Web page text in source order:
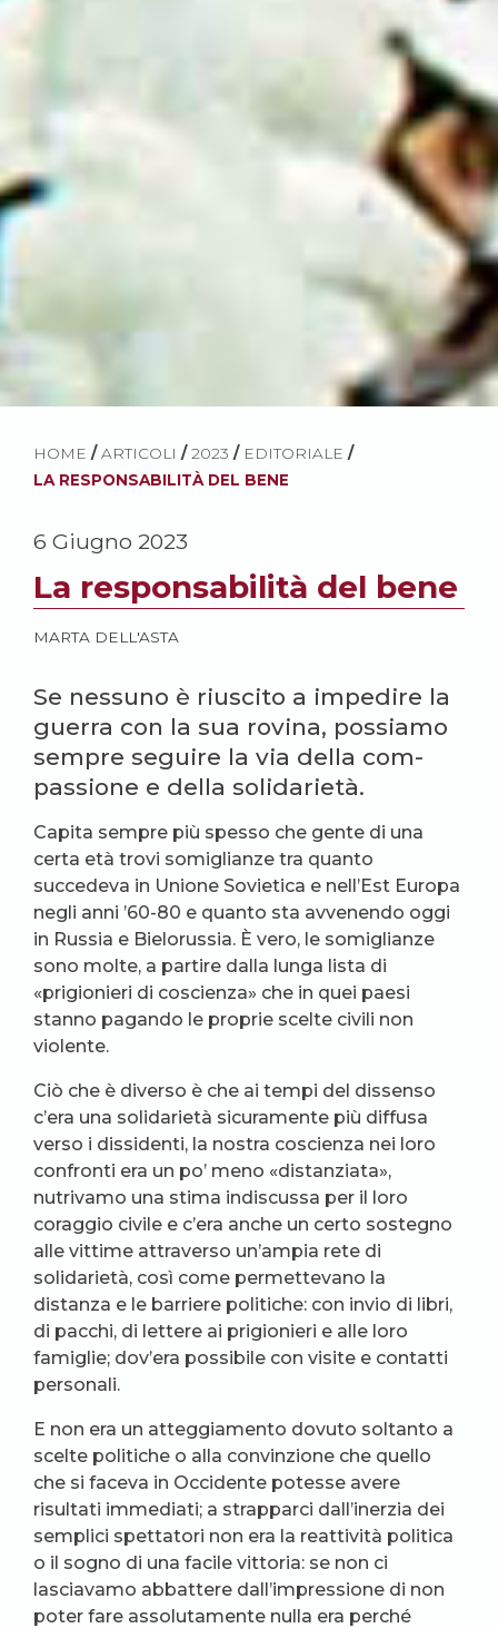
HOME / ARTICOLI / 2023 / EDITORIALE /
LA RESPONSABILITÀ DEL BENE
6 Giugno 2023
La responsabilità del bene
MARTA DELL'ASTA
Se nessuno è riuscito a impedire la
guerra con la sua rovina, possiamo
sempre seguire la via della com-
passione e della solidarietà.
Capita sempre più spesso che gente di una
certa età trovi somiglianze tra quanto
succedeva in Unione Sovietica e nell’Est Europa
negli anni ’60-80 e quanto sta avvenendo oggi
in Russia e Bielorussia. È vero, le somiglianze
sono molte, a partire dalla lunga lista di
«prigionieri di coscienza» che in quei paesi
stanno pagando le proprie scelte civili non
violente.
Ciò che è diverso è che ai tempi del dissenso
c’era una solidarietà sicuramente più diffusa
verso i dissidenti, la nostra coscienza nei loro
confronti era un po’ meno «distanziata»,
nutrivamo una stima indiscussa per il loro
coraggio civile e c’era anche un certo sostegno
alle vittime attraverso un’ampia rete di
solidarietà, così come permettevano la
distanza e le barriere politiche: con invio di libri,
di pacchi, di lettere ai prigionieri e alle loro
famiglie; dov’era possibile con visite e contatti
personali.
E non era un atteggiamento dovuto soltanto a
scelte politiche o alla convinzione che quello
che si faceva in Occidente potesse avere
risultati immediati; a strapparci dall’inerzia dei
semplici spettatori non era la reattività politica
o il sogno di una facile vittoria: se non ci
lasciavamo abbattere dall’impressione di non
poter fare assolutamente nulla era perché